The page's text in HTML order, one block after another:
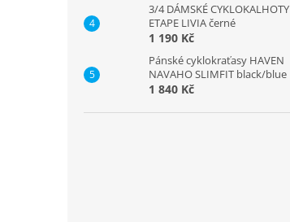
3/4 DÁMSKÉ CYKLOKALHOTY
ETAPE LIVIA černé
1 190 Kč
Pánské cyklokraťasy HAVEN
NAVAHO SLIMFIT black/blue
1 840 Kč